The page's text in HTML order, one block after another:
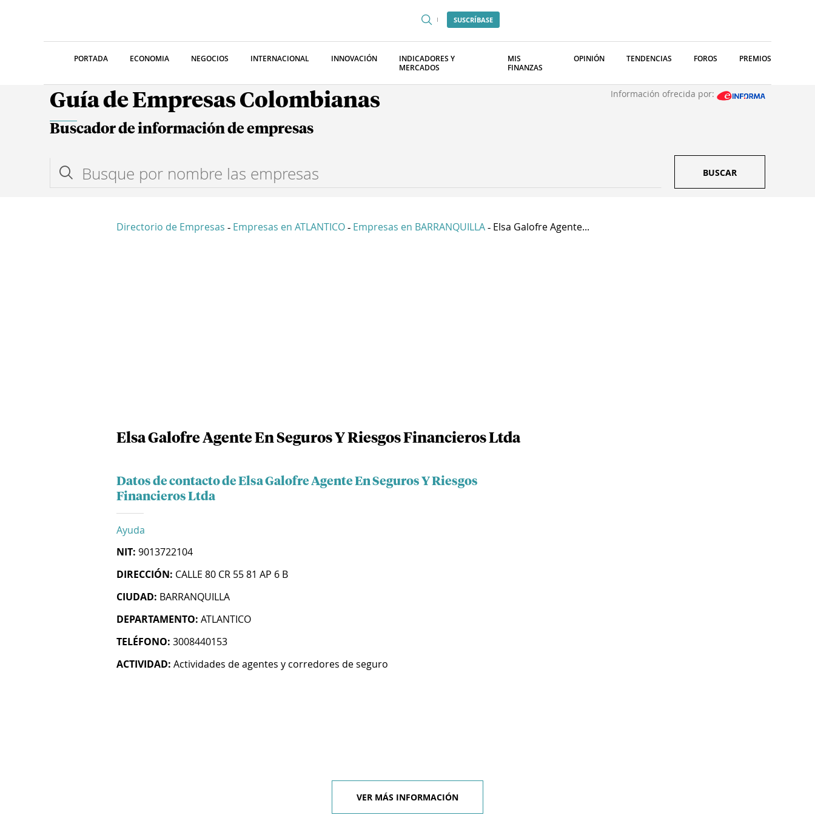
SUSCRÍBASE
PORTADA ECONOMIA NEGOCIOS INTERNACIONAL INNOVACIÓN
INDICADORES Y
MERCADOS
MIS
FINANZAS
OPINIÓN TENDENCIAS FOROS PREMIOS
Guía de Empresas Colombianas Información ofrecida por:
Buscador de información de empresas
BUSCAR
Directorio de Empresas - Empresas en ATLANTICO - Empresas en BARRANQUILLA - Elsa Galofre Agente...
Elsa Galofre Agente En Seguros Y Riesgos Financieros Ltda
Datos de contacto de Elsa Galofre Agente En Seguros Y Riesgos
Financieros Ltda
Ayuda
NIT: 9013722104
DIRECCIÓN: CALLE 80 CR 55 81 AP 6 B
CIUDAD: BARRANQUILLA
DEPARTAMENTO: ATLANTICO
TELÉFONO: 3008440153
ACTIVIDAD: Actividades de agentes y corredores de seguro
VER MÁS INFORMACIÓN